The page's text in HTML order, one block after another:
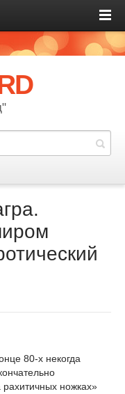
80-х некогда
рахитичных ножках»